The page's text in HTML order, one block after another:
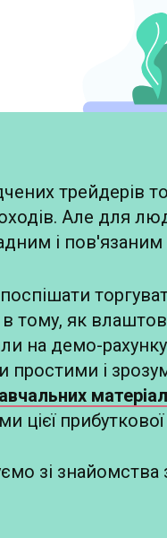
трейдерів
Але для
і
в тому, як
на демо-
простими і
цієї
зі